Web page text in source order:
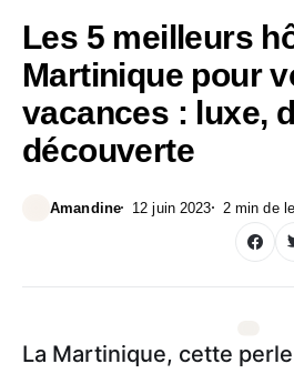
Les 5 meilleurs
Martinique pour
vacances : luxe,
découverte
Amandine 12 juin 2023 2 min de
La Martinique, cette